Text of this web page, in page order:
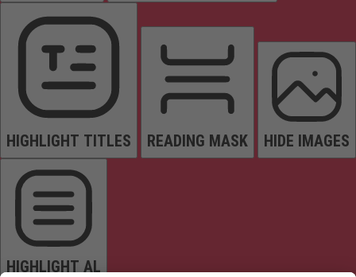
HIGHLIGHT TITLES READING MASK HIDE IMAGES
HIGHLIGHT AL